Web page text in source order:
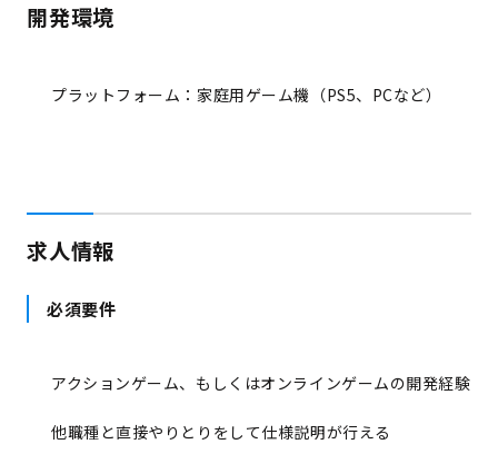
開発環境
プラットフォーム：家庭用ゲーム機（PS5、PCなど）
求人情報
必須要件
アクションゲーム、もしくはオンラインゲームの開発経験
他職種と直接やりとりをして仕様説明が行える